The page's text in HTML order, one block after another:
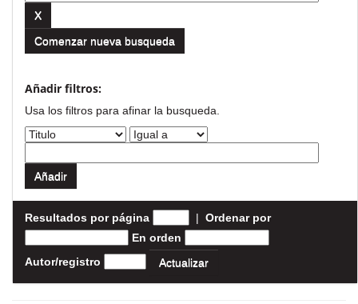
Comenzar nueva busqueda
Añadir filtros:
Usa los filtros para afinar la busqueda.
Resultados por página | Ordenar por
En orden
Autor/registro